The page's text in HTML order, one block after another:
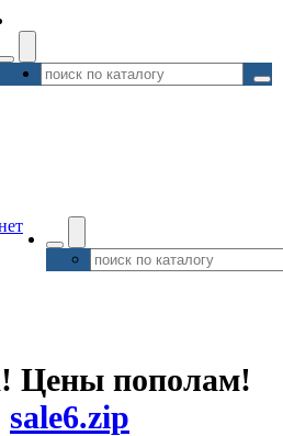
Цены пополам!
sale6.zip